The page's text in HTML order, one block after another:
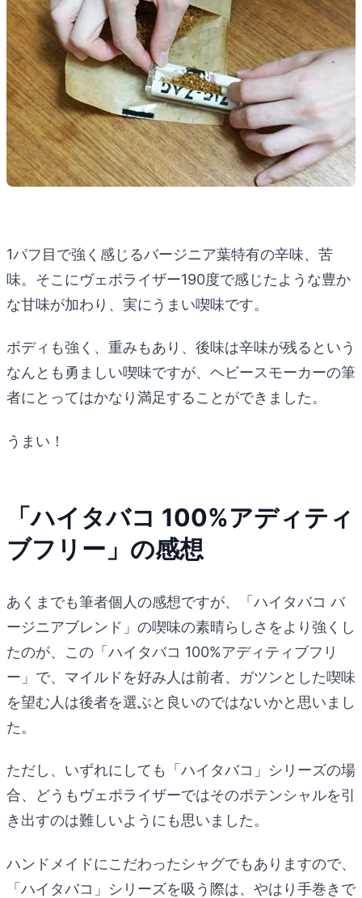
1パフ目で強く感じるバージニア葉特有の辛味、苦
味。そこにヴェポライザー190度で感じたような豊か
な甘味が加わり、実にうまい喫味です。
ボディも強く、重みもあり、後味は辛味が残るという
なんとも勇ましい喫味ですが、ヘビースモーカーの筆
者にとってはかなり満足することができました。
うまい！
「ハイタバコ 100%アディティ
ブフリー」の感想
あくまでも筆者個人の感想ですが、「ハイタバコ バ
ージニアブレンド」の喫味の素晴らしさをより強くし
たのが、この「ハイタバコ 100%アディティブフリ
ー」で、マイルドを好み人は前者、ガツンとした喫味
を望む人は後者を選ぶと良いのではないかと思いまし
た。
ただし、いずれにしても「ハイタバコ」シリーズの場
合、どうもヴェポライザーではそのポテンシャルを引
き出すのは難しいようにも思いました。
ハンドメイドにこだわったシャグでもありますので、
「ハイタバコ」シリーズを吸う際は、やはり手巻きで